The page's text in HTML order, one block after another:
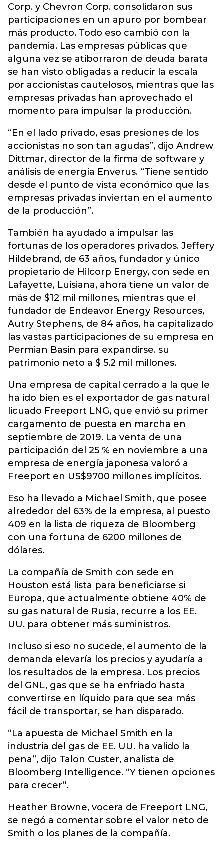
Corp. y Chevron Corp. consolidaron sus
participaciones en un apuro por bombear
más producto. Todo eso cambió con la
pandemia. Las empresas públicas que
alguna vez se atiborraron de deuda barata
se han visto obligadas a reducir la escala
por accionistas cautelosos, mientras que las
empresas privadas han aprovechado el
momento para impulsar la producción.
“En el lado privado, esas presiones de los
accionistas no son tan agudas”, dijo Andrew
Dittmar, director de la firma de software y
análisis de energía Enverus. “Tiene sentido
desde el punto de vista económico que las
empresas privadas inviertan en el aumento
de la producción”.
También ha ayudado a impulsar las
fortunas de los operadores privados. Jeffery
Hildebrand, de 63 años, fundador y único
propietario de Hilcorp Energy, con sede en
Lafayette, Luisiana, ahora tiene un valor de
más de $12 mil millones, mientras que el
fundador de Endeavor Energy Resources,
Autry Stephens, de 84 años, ha capitalizado
las vastas participaciones de su empresa en
Permian Basin para expandirse. su
patrimonio neto a $ 5.2 mil millones.
Una empresa de capital cerrado a la que le
ha ido bien es el exportador de gas natural
licuado Freeport LNG, que envió su primer
cargamento de puesta en marcha en
septiembre de 2019. La venta de una
participación del 25 % en noviembre a una
empresa de energía japonesa valoró a
Freeport en US$9700 millones implícitos.
Eso ha llevado a Michael Smith, que posee
alrededor del 63% de la empresa, al puesto
409 en la lista de riqueza de Bloomberg
con una fortuna de 6200 millones de
dólares.
La compañía de Smith con sede en
Houston está lista para beneficiarse si
Europa, que actualmente obtiene 40% de
su gas natural de Rusia, recurre a los EE.
UU. para obtener más suministros.
Incluso si eso no sucede, el aumento de la
demanda elevaría los precios y ayudaría a
los resultados de la empresa. Los precios
del GNL, gas que se ha enfriado hasta
convertirse en líquido para que sea más
fácil de transportar, se han disparado.
“La apuesta de Michael Smith en la
industria del gas de EE. UU. ha valido la
pena”, dijo Talon Custer, analista de
Bloomberg Intelligence. “Y tienen opciones
para crecer”.
Heather Browne, vocera de Freeport LNG,
se negó a comentar sobre el valor neto de
Smith o los planes de la compañía.